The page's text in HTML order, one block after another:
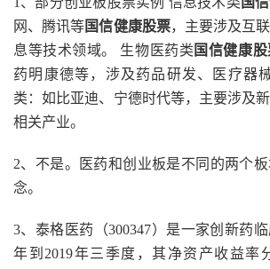
网、腾讯等国信健康股票，主要涉及互
息等技术领域。 生物医药类 国信健康股
药明康德等，涉及药品研发、医疗器
类：如比亚迪、宁德时代等，主要涉及
相关产业。
2、不是。医药和创业板是不同的两个
念。
3、泰格医药（300347）是一家创新药
年到2019年三季度，其净资产收益率